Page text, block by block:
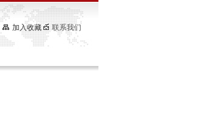
加入收藏 联系我们